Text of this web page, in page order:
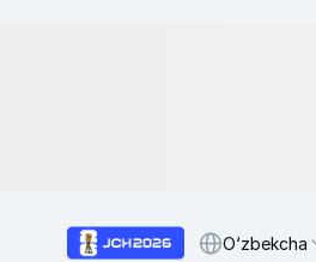
O‘zbekcha